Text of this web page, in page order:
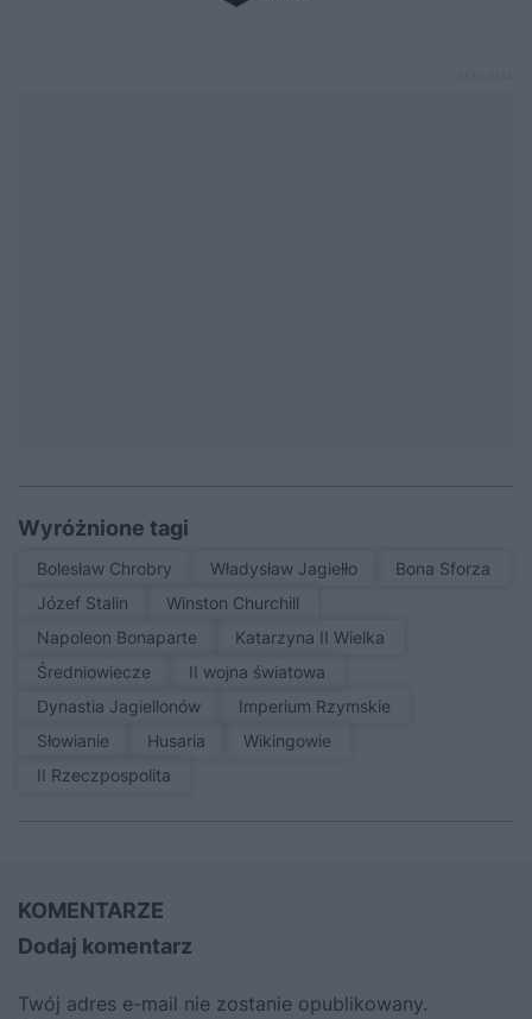
Wyróżnione tagi
Bolesław Chrobry Władysław Jagiełło
Bona Sforza
Józef Stalin
Winston Churchill
Napoleon Bonaparte
Katarzyna II Wielka
średniowiecze
II wojna światowa
Dynastia Jagiellonów
Imperium Rzymskie
Słowianie
Husaria
Wikingowie
II Rzeczpospolita
KOMENTARZE
Dodaj komentarz
Twój adres e-mail nie zostanie opublikowany.